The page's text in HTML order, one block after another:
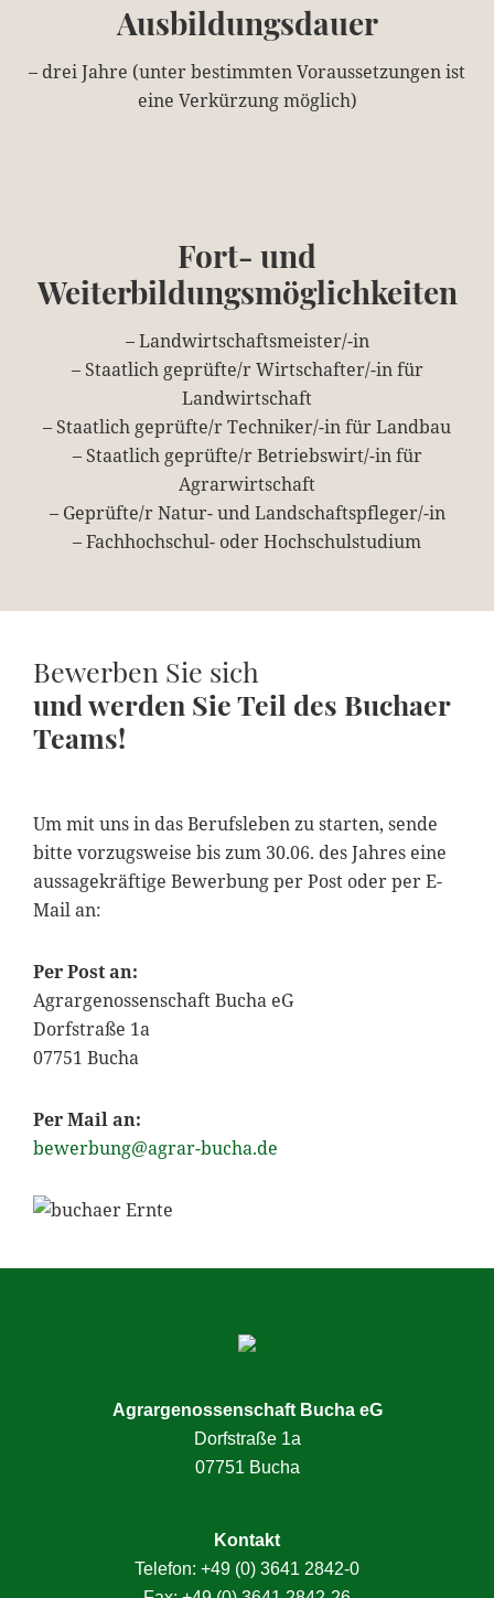
Ausbildungsdauer
– drei Jahre (unter bestimmten Voraussetzungen ist
eine Verkürzung möglich)
Fort- und
Weiterbildungsmöglichkeiten
– Landwirtschaftsmeister/-in
– Staatlich geprüfte/r Wirtschafter/-in für
Landwirtschaft
– Staatlich geprüfte/r Techniker/-in für Landbau
– Staatlich geprüfte/r Betriebswirt/-in für
Agrarwirtschaft
– Geprüfte/r Natur- und Landschaftspfleger/-in
– Fachhochschul- oder Hochschulstudium
Bewerben Sie sich
und werden Sie Teil des Buchaer
Teams!
Um mit uns in das Berufsleben zu starten, sende
bitte vorzugsweise bis zum 30.06. des Jahres eine
aussagekräftige Bewerbung per Post oder per E-
Mail an:
Per Post an:
Agrargenossenschaft Bucha eG
Dorfstraße 1a
07751 Bucha
Per Mail an:
bewerbung@agrar-bucha.de
Agrargenossenschaft Bucha eG
Dorfstraße 1a
07751 Bucha
Kontakt
Telefon: +49 (0) 3641 2842-0